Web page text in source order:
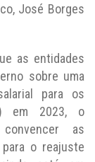
José Borges
as entidades
sobre uma
para os
em 2023, o
as
o reajuste